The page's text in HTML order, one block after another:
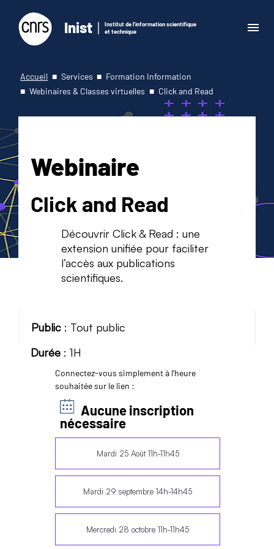
Inist
Institut de l'information scientifique
et technique
Accueil Services
Formation Information
Webinaires & Classes virtuelles
Click and Read
Webinaire
Click and Read
Découvrir Click & Read : une
extension unifiée pour faciliter
l’accès aux publications
scientifiques.
Public : Tout public
Durée : 1H
Connectez-vous simplement à l’heure
souhaitée sur le lien :
Aucune inscription
nécessaire
Mardi 25 Août 11h-11h45
Mardi 29 septembre 14h-14h45
Mercredi 28 octobre 11h-11h45